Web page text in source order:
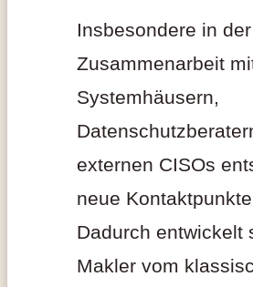
Insbesondere in der
Zusammenarbeit
Systemhäusern,
externen CISOs
neue
Dadurch entwickelt
Makler vom